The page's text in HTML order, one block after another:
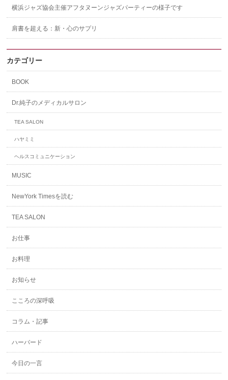
横浜ジャズ協会主催アフタヌーンジャズパーティーの様子です
肩書を超える：新・心のサプリ
カテゴリー
BOOK
Dr.純子のメディカルサロン
TEA SALON
ハヤミミ
ヘルスコミュニケーション
MUSIC
NewYork Timesを読む
TEA SALON
お仕事
お料理
お知らせ
こころの深呼吸
コラム・記事
ハーバード
今日の一言